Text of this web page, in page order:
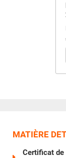
MATIÈRE
Certificat de